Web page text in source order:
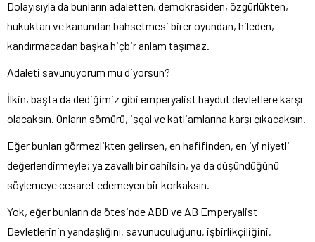
Dolayısıyla da bunların adaletten, demokrasiden, özgürlükten,
hukuktan ve kanundan bahsetmesi birer oyundan, hileden,
kandırmacadan başka hiçbir anlam taşımaz.
Adaleti savunuyorum mu diyorsun?
İlkin, başta da dediğimiz gibi emperyalist haydut devletlere karşı
olacaksın. Onların sömürü, işgal ve katliamlarına karşı çıkacaksın.
Eğer bunları görmezlikten gelirsen, en hafifinden, en iyi niyetli
değerlendirmeyle; ya zavallı bir cahilsin, ya da düşündüğünü
söylemeye cesaret edemeyen bir korkaksın.
Yok, eğer bunların da ötesinde ABD ve AB Emperyalist
Devletlerinin yandaşlığını, savunuculuğunu, işbirlikçiliğini,